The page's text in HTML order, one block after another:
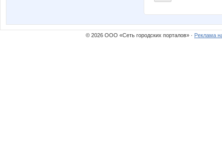
© 2026 ООО «Сеть городских порталов» · Реклама